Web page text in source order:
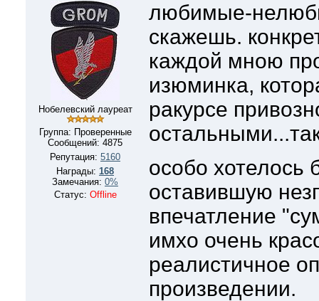
Нобелевский лауреат
Группа: Проверенные
Сообщений: 4875
Репутация: 5160
Награды: 168
Замечания: 0%
Статус: Offline
любимые-
скажешь.
каждой мною
изюминка,
ракурсе
особо хотелось
оставившую
впечатление
имхо очень
реалистичное
произведении.